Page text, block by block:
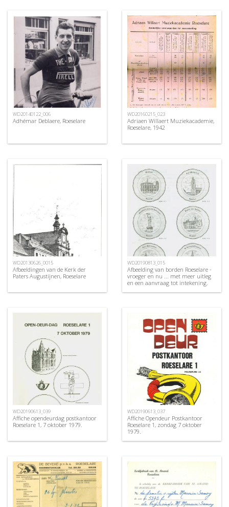
WD20140122_006
Adhémar Deblaere, Roeselare
WD20160215_023
Adriaen Willaert Muziekacademie,
Roeselare, 1942
WD20130626_0015
Afbeeldingen van de Kerk der
Paters Augustijnen, Roeselare
WD20190813_015
Afbeelding van borden Roeselare -
vroeger en nu ... met meer uitleg
en een aanvraag tot intekening.
WD20190613_039
Affiche opendeurdag postkantoor
Roeselare 1, 7 oktober 1979.
WD20190613_037
Affiche Opendeur Postkantoor
Roeselare 1, zondag 7 oktober
1979.